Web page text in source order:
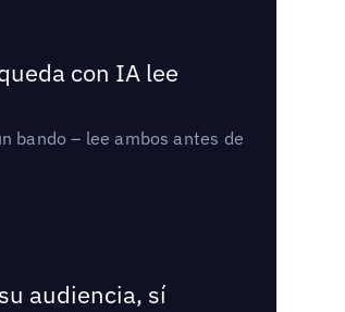
con IA lee
bando – lee ambos antes de
audiencia, sí